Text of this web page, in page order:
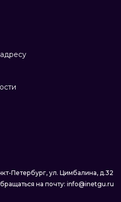
Петербург, ул. Цимбалина, д.32
на почту: info@inetgu.ru